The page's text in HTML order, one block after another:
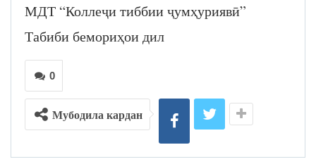
МДТ “Коллеҷи тиббии ҷумҳуриявӣ”
Табиби бемориҳои дил
0
Мубодила кардан